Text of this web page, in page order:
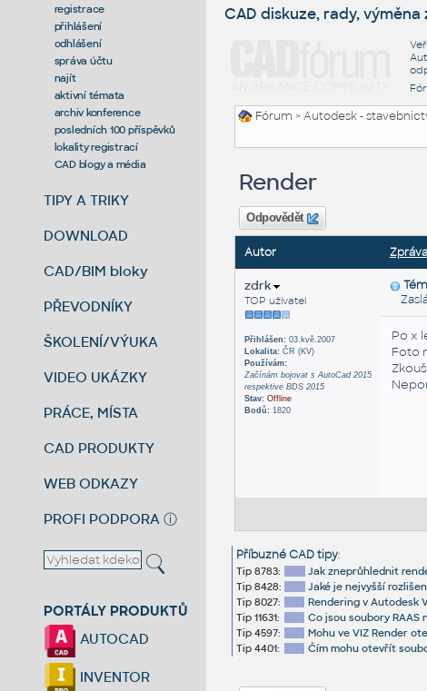
registrace
přihlášení
odhlášení
správa účtu
najít
aktivní témata
archiv konference
posledních 100 příspěvků
lokality registrací
CAD blogy a média
TIPY A TRIKY
DOWNLOAD
CAD/BIM bloky
PŘEVODNÍKY
ŠKOLENÍ/VÝUKA
VIDEO UKÁZKY
PRÁCE, MÍSTA
CAD PRODUKTY
WEB ODKAZY
PROFI PODPORA ⓘ
PORTÁLY PRODUKTŮ
AUTOCAD
INVENTOR
CAD diskuze, rady, výměna
Fórum >Autodesk -
Render
Odpovědět
Autor Zpráva
zdrk
TOP uživatel
Přihlášen:03.kvě.2007
Lokalita:ČR (KV)
Používám:
Začínám bojovat s AutoCad 2015
respektive BDS 2015
Stav: Offline
Bodů:1820
Po x
Foto
Příbuzné CAD tipy:
Tip 8783:
Jak zneprůhlednit
Tip 8428:
Jaké je nejvyšší
Tip 8027:
Rendering v Autodesk
Tip 11631:
Co jsou soubory RAAS
Tip 4597:
Mohu ve VIZ Render
Tip 4401:
Čím mohu otevřít